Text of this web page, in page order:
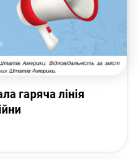
гаряча лінія